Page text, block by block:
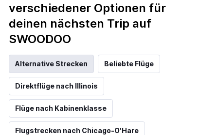
verschiedener Optionen für
deinen nächsten Trip auf
SWOODOO
Alternative Strecken Beliebte Flüge
Direktflüge nach Illinois
Flüge nach Kabinenklasse
Flugstrecken nach Chicago-O'Hare